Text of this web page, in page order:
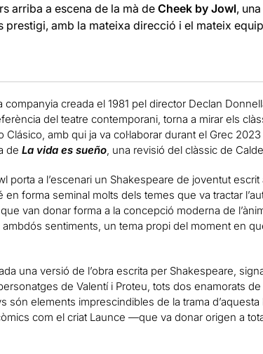
arriba a escena de la mà deCheek by Jowl,
prestigi, amb la mateixa direcció i el mateix
companyia creada el 1981 pel director Declan
del teatre contemporani, torna a mirar els
Clásico, amb qui ja va col·laborar durant el Grec
de La vida es sueño, una revisió del clàssic de
porta a l’escenari un Shakespeare de joventut escrit
en forma seminal molts dels temes que va tractar
van donar forma a la concepció moderna de
sentiments, un tema propi del moment en
una versió de l’obra escrita per Shakespeare,
de Valentí i Proteu, tots dos enamorats de
són elements imprescindibles de la trama
com el criat Launce —que va donar origen a